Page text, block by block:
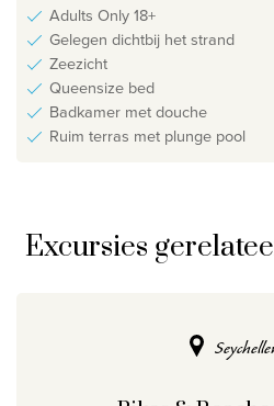
Adults Only 18+
Gelegen dichtbij het strand
Zeezicht
Queensize bed
Badkamer met douche
Ruim terras met plunge pool
Excursies